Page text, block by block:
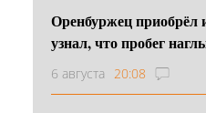
Оренбуржец приобрёл
узнал, что пробег
6 августа 20:08